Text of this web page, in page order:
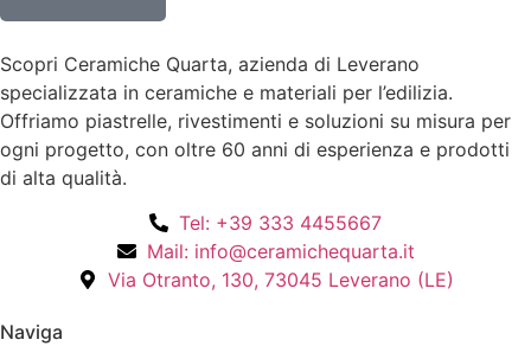
Scopri Ceramiche Quarta, azienda di Leverano
specializzata in ceramiche e materiali per l’edilizia.
Offriamo piastrelle, rivestimenti e soluzioni su misura per
ogni progetto, con oltre 60 anni di esperienza e prodotti
di alta qualità.
Tel: +39 333 4455667
Mail: info@ceramichequarta.it
Via Otranto, 130, 73045 Leverano (LE)
Naviga